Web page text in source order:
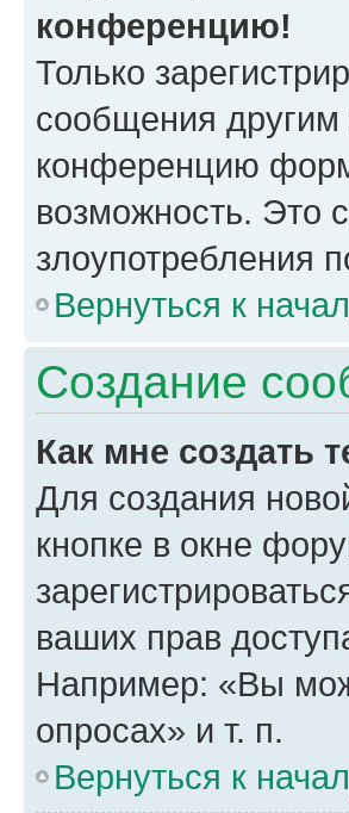
конференцию!
Только
сообщения другим
конференцию
возможность. Это
злоупотребления
Вернуться к
Создание
Как мне создать
Для создания
кнопке в окне
ваших прав
Например: «Вы
опросах» и т. п.
Вернуться к